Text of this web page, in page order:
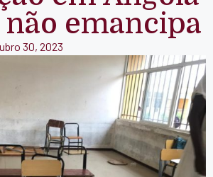
emancipa
30, 2023